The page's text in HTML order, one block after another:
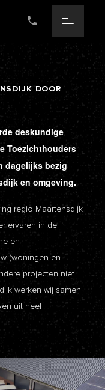
DOOR
deskundige
Toezichthouders
dagelijks bezig
en omgeving.
regio Maartensdijk
ervaren in de
en
(woningen en
projecten niet.
werken wij samen
uit heel